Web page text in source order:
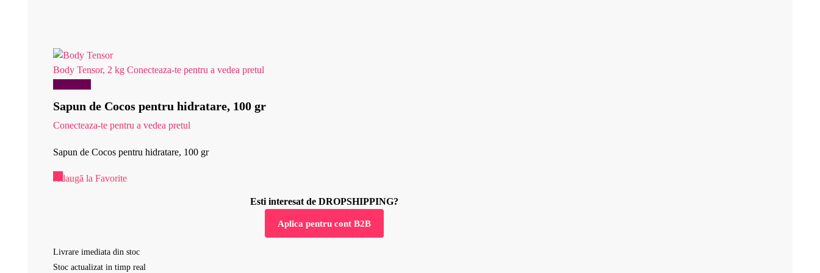
Body Tensor, 2 kg Conecteaza-te pentru a vedea pretul
Sapun de Cocos pentru hidratare, 100 gr
Conecteaza-te pentru a vedea pretul
Sapun de Cocos pentru hidratare, 100 gr
Adaugă la Favorite
Esti interesat de DROPSHIPPING?
Aplica pentru cont B2B
Livrare imediata din stoc
Stoc actualizat in timp real